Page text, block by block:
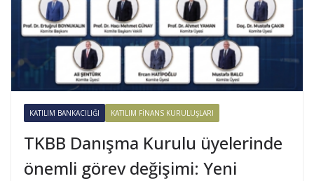
KATILIM BANKACILIĞI KATILIM FINANS KURULUŞLARI
TKBB Danışma Kurulu üyelerinde
önemli görev değişimi: Yeni